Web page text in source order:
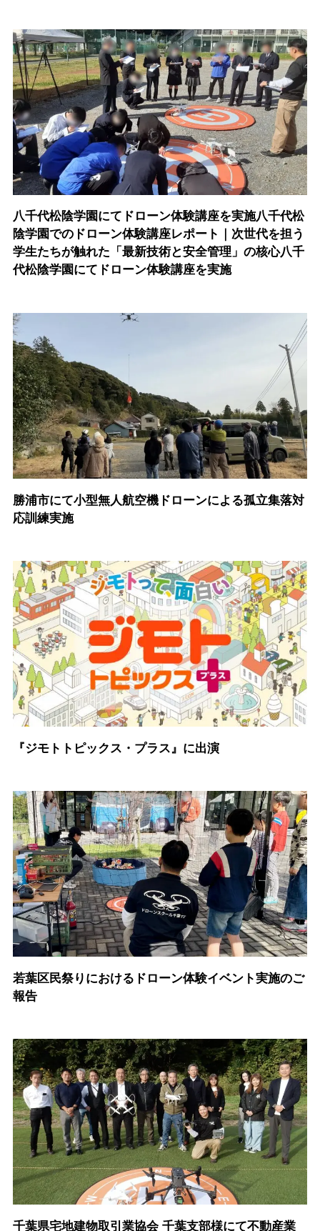
八千代松陰学園にてドローン体験講座を実施八千代松
陰学園でのドローン体験講座レポート｜次世代を担う
学生たちが触れた「最新技術と安全管理」の核心八千
代松陰学園にてドローン体験講座を実施
勝浦市にて小型無人航空機ドローンによる孤立集落対
応訓練実施
『ジモトトピックス・プラス』に出演
若葉区民祭りにおけるドローン体験イベント実施のご
報告
千葉県宅地建物取引業協会 千葉支部様にて不動産業